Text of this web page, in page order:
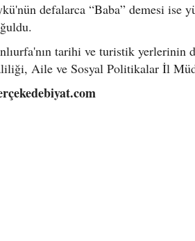
defalarca “Baba” demesi ise
tarihi ve turistik yerlerinin
Aile ve Sosyal Politikalar İl